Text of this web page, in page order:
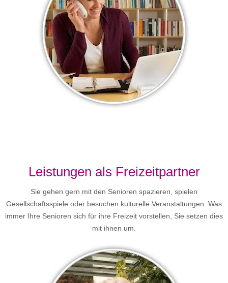
Leistungen als Freizeitpartner
Sie gehen gern mit den Senioren spazieren, spielen
Gesellschaftsspiele oder besuchen kulturelle Veranstaltungen. Was
immer Ihre Senioren sich für ihre Freizeit vorstellen, Sie setzen dies
mit ihnen um.